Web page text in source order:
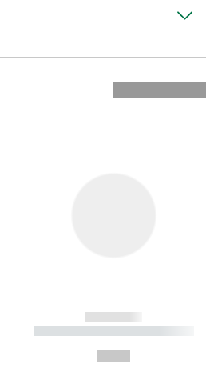
------------
----------- ----------- ----------